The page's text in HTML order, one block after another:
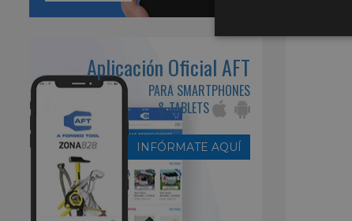
Aplicación Oficial AFT
PARA SMARTPHONES
& TABLETS
INFÓRMATE AQUÍ